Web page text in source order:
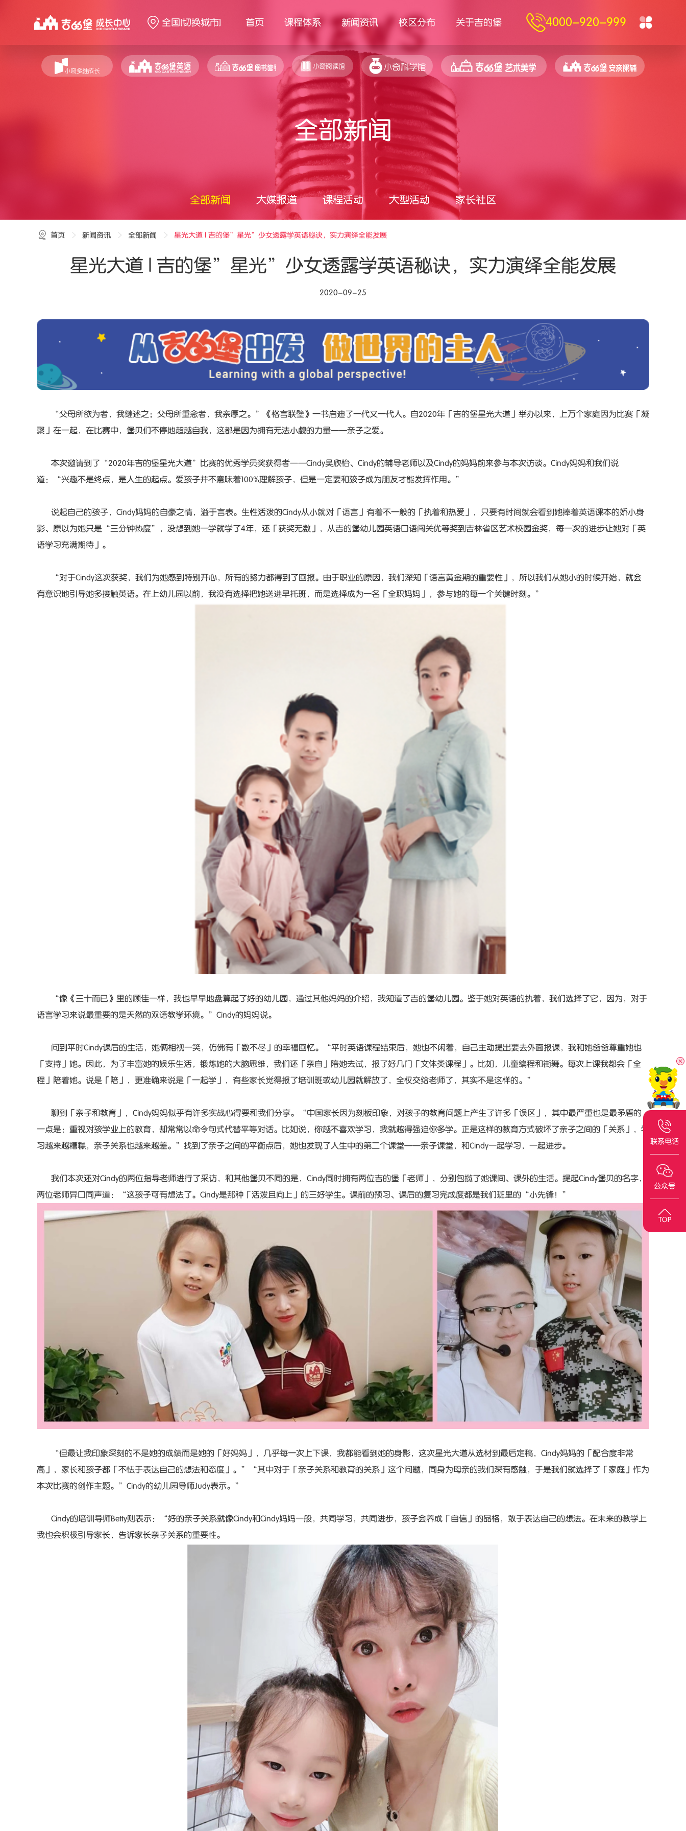
全国[切换城市] 首页 课程体系 新闻资讯 校区分布 关于吉的堡 4000-920-999
联系电话
公众号
全部新闻
全部新闻 大媒报道 课程活动 大型活动 家长社区
首页 新闻资讯 全部新闻 星光大道 | 吉的堡”星光”少女透露学英语秘诀，实力演绎全能发展
星光大道 | 吉的堡”星光”少女透露学英语秘诀，实力演绎全能发展
2020-09-25
“父母所欲为者，我继述之；父母所重念者，我亲厚之。”《格言联璧》一书启迪了一代又一代人。自2020年「吉的堡星光大道」举办以来，上万个家庭因为比赛「凝
聚」在一起，在比赛中，堡贝们不停地超越自我，这都是因为拥有无法小觑的力量——亲子之爱。
本次邀请到了“2020年吉的堡星光大道”比赛的优秀学员奖获得者——Cindy吴欣怡、Cindy的辅导老师以及Cindy的妈妈前来参与本次访谈。Cindy妈妈和我们说
道：“兴趣不是终点，是人生的起点。爱孩子并不意味着100%理解孩子，但是一定要和孩子成为朋友才能发挥作用。”
说起自己的孩子，Cindy妈妈的自豪之情，溢于言表。生性活泼的Cindy从小就对「语言」有着不一般的「执着和热爱」，只要有时间就会看到她捧着英语课本的娇小身
影、原以为她只是“三分钟热度”，没想到她一学就学了4年，还「获奖无数」，从吉的堡幼儿园英语口语闯关优等奖到吉林省区艺术校园金奖，每一次的进步让她对「英
语学习充满期待」。
“对于Cindy这次获奖，我们为她感到特别开心，所有的努力都得到了回报。由于职业的原因，我们深知「语言黄金期的重要性」，所以我们从她小的时候开始，就会
有意识地引导她多接触英语。在上幼儿园以前，我没有选择把她送进早托班，而是选择成为一名「全职妈妈」，参与她的每一个关键时刻。”
“像《三十而已》里的顾佳一样，我也早早地盘算起了好的幼儿园，通过其他妈妈的介绍，我知道了吉的堡幼儿园。鉴于她对英语的执着，我们选择了它，因为，对于
语言学习来说最重要的是天然的双语教学环境。”Cindy的妈妈说。
问到平时Cindy课后的生活，她俩相视一笑，仿佛有「数不尽」的幸福回忆。“平时英语课程结束后，她也不闲着，自己主动提出要去外面报课，我和她爸爸尊重她也
「支持」她。因此，为了丰富她的娱乐生活，锻炼她的大脑思维，我们还「亲自」陪她去试，报了好几门「文体类课程」。比如，儿童编程和街舞。每次上课我都会「全
程」陪着她。说是「陪」，更准确来说是「一起学」，有些家长觉得报了培训班或幼儿园就解放了，全权交给老师了，其实不是这样的。”
聊到「亲子和教育」，Cindy妈妈似乎有许多实战心得要和我们分享。“中国家长因为刻板印象，对孩子的教育问题上产生了许多「误区」，其中最严重也是最矛盾的
一点是：重视对孩学业上的教育，却常常以命令句式代替平等对话。比如说，你越不喜欢学习，我就越得强迫你多学。正是这样的教育方式破坏了亲子之间的「关系」，学
习越来越糟糕，亲子关系也越来越差。”找到了亲子之间的平衡点后，她也发现了人生中的第二个课堂——亲子课堂，和Cindy一起学习，一起进步。
我们本次还对Cindy的两位指导老师进行了采访，和其他堡贝不同的是，Cindy同时拥有两位吉的堡「老师」，分别包揽了她课间、课外的生活。提起Cindy堡贝的名字，
两位老师异口同声道：“这孩子可有想法了。Cindy是那种「活泼且向上」的三好学生。课前的预习、课后的复习完成度都是我们班里的“小先锋！”
“但最让我印象深刻的不是她的成绩而是她的「好妈妈」，几乎每一次上下课，我都能看到她的身影，这次星光大道从选材到最后定稿，Cindy妈妈的「配合度非常
高」，家长和孩子都「不怯于表达自己的想法和态度」。”“其中对于「亲子关系和教育的关系」这个问题，同身为母亲的我们深有感触，于是我们就选择了「家庭」作为
本次比赛的创作主题。”Cindy的幼儿园导师Judy表示。”
Cindy的培训导师Betty则表示：“好的亲子关系就像Cindy和Cindy妈妈一般，共同学习，共同进步，孩子会养成「自信」的品格，敢于表达自己的想法。在未来的教学上
我也会积极引导家长，告诉家长亲子关系的重要性。